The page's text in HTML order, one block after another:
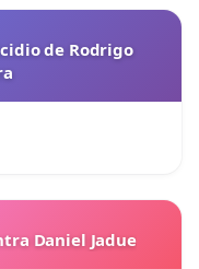
de Rodrigo
Daniel Jadue